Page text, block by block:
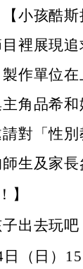
小孩酷
裡展現
作單位在
角品希和
對「性
生及家長
】
出去玩吧
（日）